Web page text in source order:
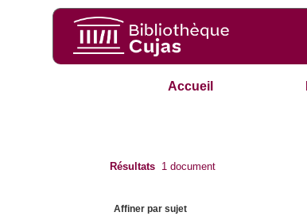
Accueil
Résultats 1 document
Affiner par sujet